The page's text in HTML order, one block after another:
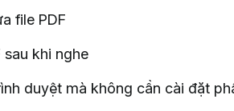
file PDF
sau khi nghe
duyệt mà không cần cài đặt